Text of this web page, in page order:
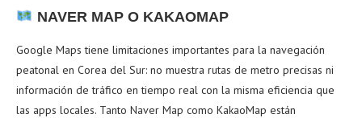
NAVER MAP O KAKAOMAP
Google Maps tiene limitaciones importantes para la navegación
peatonal en Corea del Sur: no muestra rutas de metro precisas ni
información de tráfico en tiempo real con la misma eficiencia que
las apps locales. Tanto Naver Map como KakaoMap están